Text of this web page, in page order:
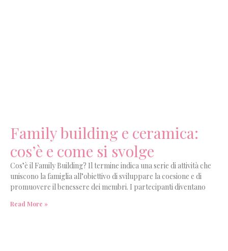
Family building e ceramica:
cos’è e come si svolge
Cos’è il Family Building? Il termine indica una serie di attività che
uniscono la famiglia all’obiettivo di sviluppare la coesione e di
promuovere il benessere dei membri. I partecipanti diventano
Read More »